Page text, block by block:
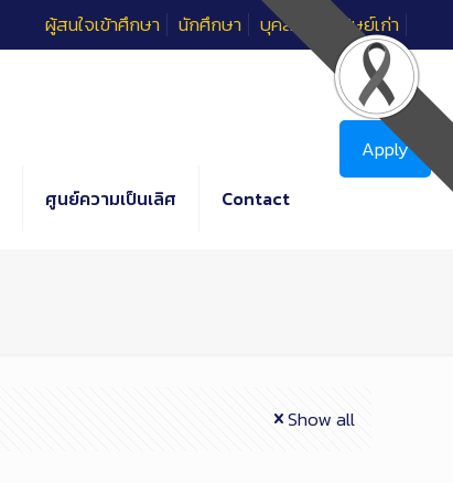
ผู้สนใจเข้าศึกษา นักศึกษา บุคลากร ศิษย์เก่า
ศูนย์ความเป็นเลิศ Contact
Apply
Show all